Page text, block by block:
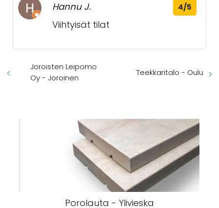
Hannu J. 4/5
Viihtyisät tilat
Joroisten Leipomo
Oy - Joroinen
Teekkaritalo - Oulu
Porolauta - Ylivieska